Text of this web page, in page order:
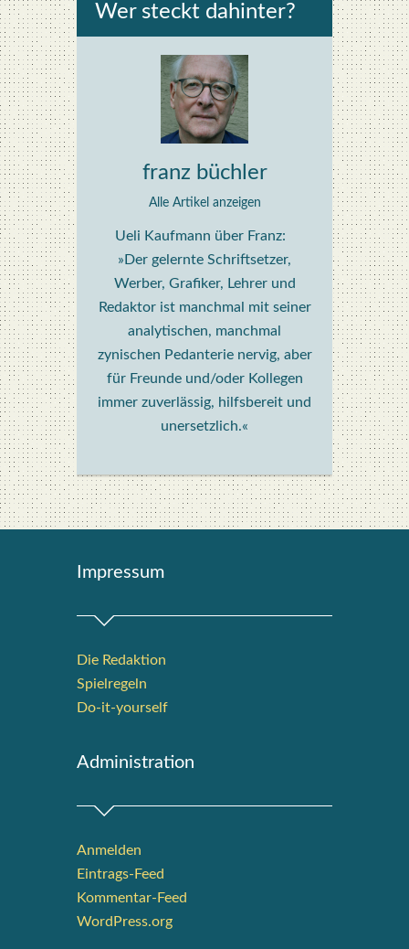
Wer steckt dahin­ter?
franz büchler
Alle Artikel anzeigen
Ueli Kaufmann über Franz:
»Der gelernte Schriftsetzer,
Werber, Grafiker, Lehrer und
Redaktor ist manchmal mit seiner
analytischen, manchmal
zynischen Pedanterie nervig, aber
für Freunde und/oder Kollegen
immer zuverlässig, hilfsbereit und
unersetzlich.«
Impres­sum
Die Redak­ti­on
Spiel­re­geln
Do-it-your­s­elf
Admi­nis­tra­ti­on
Anmelden
Eintrags-Feed
Kommentar-Feed
WordPress.org